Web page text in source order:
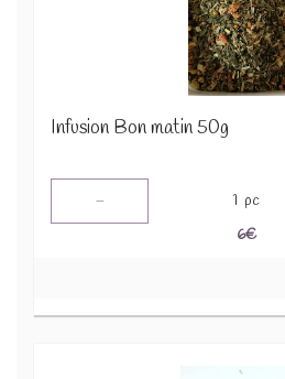
Infusion Bon matin 50g
- 1 pc
6€